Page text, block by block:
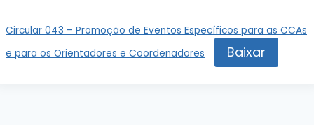
Circular 043 – Promoção de Eventos Específicos para as CCAs
e para os Orientadores e Coordenadores
Baixar